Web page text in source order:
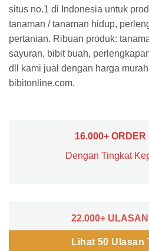
situs no.1 di Indonesia untuk
tanaman / tanaman hidup,
pertanian. Ribuan produk:
sayuran, bibit buah,
dll kami jual dengan harga
bibitonline.com.
16.000+ ORDER
Dengan Tingkat
22.000+
Lihat 50 Ulasan